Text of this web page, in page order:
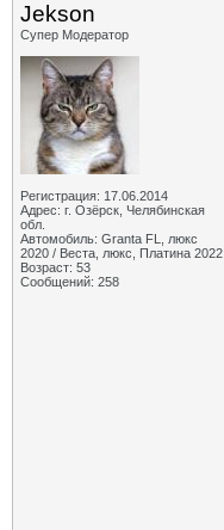
Jekson
Супер Модератор
Регистрация: 17.06.2014
Адрес: г. Озёрск, Челябинская
обл.
Автомобиль: Granta FL, люкс
2020 / Веста, люкс, Платина 2022
Возраст: 53
Сообщений: 258